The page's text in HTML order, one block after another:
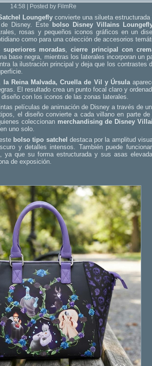
14:58 | Posted by FilmRe
Loungefly convierte una silueta
Disney. Este bolso Disney Villains
rosas y pequeños iconos gráficos en un
como para una colección de accesorios
superiores moradas,cierre principal con
base negra, mientras los laterales incorporan un
la ilustración principal y deja que los contrastes
la Reina Malvada, Cruella de Vil y Úrsula
El resultado crea un punto focal claro y
con los iconos de las zonas laterales.
películas de animación de Disney a través de
el diseño convierte a cada villano en parte de
coleccionan merchandising de Disney
uno solo.
bolso tipo satchel destaca por la amplitud
y detalles intensos. También puede
ya que su forma estructurada y sus asas
de exposición.